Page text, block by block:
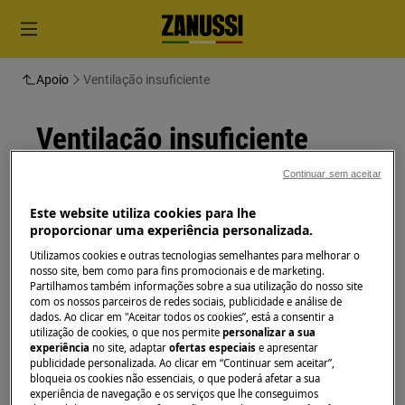
Apoio Ventilação insuficiente
Ventilação insuficiente
Certifique-se de que o aparelho tem ventilação e
fluxo de ar suficientes no local onde está
instalado
Tempo:1 minuto
Fluxo de ar insuficiente ao redor do aparelho
pode causar super aquecimento, maus
resultados de secagem e falha de componentes
Este website utiliza cookies para lhe
proporcionar uma experiência personalizada.
Utilizamos cookies e outras tecnologias semelhantes para melhorar o
nosso site, bem como para fins promocionais e de marketing.
Partilhamos também informações sobre a sua utilização do nosso site
com os nossos parceiros de redes sociais, publicidade e análise de
dados. Ao clicar em "Aceitar todos os cookies”, está a consentir a
utilização de cookies, o que nos permitepersonalizar a sua
experiência no site, adaptarofertas especiaise apresentar
publicidade personalizada. Ao clicar em “Continuar sem aceitar”,
bloqueia os cookies não essenciais, o que poderá afetar a sua
experiência de navegação e os serviços que lhe conseguimos
Continuar sem aceitar